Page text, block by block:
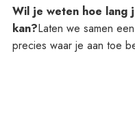
Wil je weten hoe lang
kan?Laten we samen
precies waar je aan toe